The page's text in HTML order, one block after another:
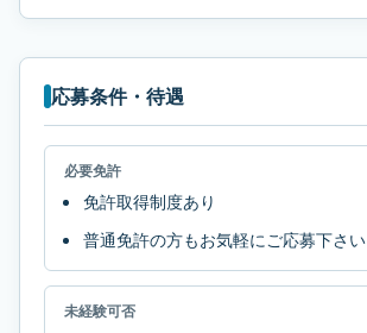
応募条件・待遇
必要免許
免許取得制度あり
普通免許の方もお気軽にご応募下さい
未経験可否